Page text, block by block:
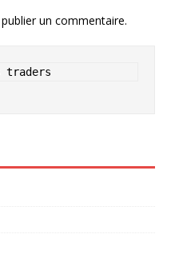
un commentaire.